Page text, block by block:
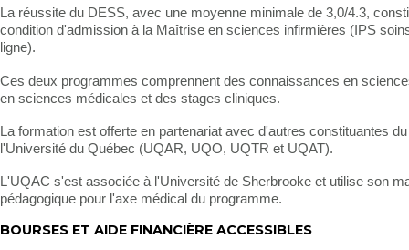
La réussite du DESS, avec une moyenne minimale de 3,0/4.3,
condition d'admission à la Maîtrise en sciences infirmières (IPS
ligne).
Ces deux programmes comprennent des connaissances en
en sciences médicales et des stages cliniques.
La formation est offerte en partenariat avec d'autres constituantes
l'Université du Québec (UQAR, UQO, UQTR et UQAT).
L'UQAC s'est associée à l'Université de Sherbrooke et utilise son
pédagogique pour l'axe médical du programme.
BOURSES ET AIDE FINANCIÈRE ACCESSIBLES